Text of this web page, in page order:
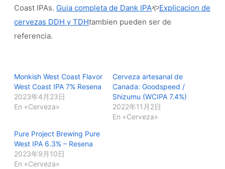
Coast IPAs. Guia completa de Dank IPAやExplicacion de
cervezas DDH y TDHtambien pueden ser de
referencia.
Monkish West Coast Flavor
West Coast IPA 7% Resena
2023年4月23日
En «Cerveza»
Cerveza artesanal de
Canada: Goodspeed /
Shizumu (WCIPA 7.4%)
2022年11月2日
En «Cerveza»
Pure Project Brewing Pure
West IPA 6.3% – Resena
2023年9月10日
En «Cerveza»